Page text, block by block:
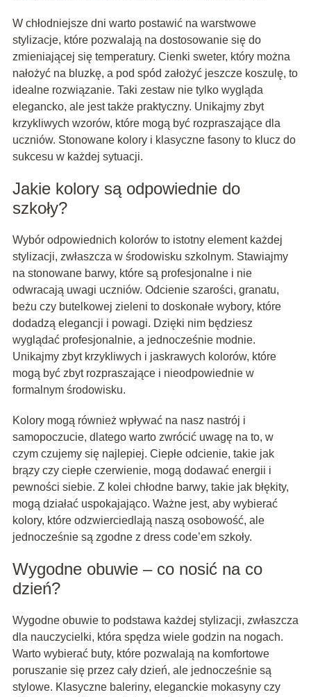
W chłodniejsze dni warto postawić na warstwowe
stylizacje, które pozwalają na dostosowanie się do
zmieniającej się temperatury. Cienki sweter, który można
nałożyć na bluzkę, a pod spód założyć jeszcze koszulę, to
idealne rozwiązanie. Taki zestaw nie tylko wygląda
elegancko, ale jest także praktyczny. Unikajmy zbyt
krzykliwych wzorów, które mogą być rozpraszające dla
uczniów. Stonowane kolory i klasyczne fasony to klucz do
sukcesu w każdej sytuacji.
Jakie kolory są odpowiednie do
szkoły?
Wybór odpowiednich kolorów to istotny element każdej
stylizacji, zwłaszcza w środowisku szkolnym. Stawiajmy
na stonowane barwy, które są profesjonalne i nie
odwracają uwagi uczniów. Odcienie szarości, granatu,
beżu czy butelkowej zieleni to doskonałe wybory, które
dodadzą elegancji i powagi. Dzięki nim będziesz
wyglądać profesjonalnie, a jednocześnie modnie.
Unikajmy zbyt krzykliwych i jaskrawych kolorów, które
mogą być zbyt rozpraszające i nieodpowiednie w
formalnym środowisku.
Kolory mogą również wpływać na nasz nastrój i
samopoczucie, dlatego warto zwrócić uwagę na to, w
czym czujemy się najlepiej. Ciepłe odcienie, takie jak
brązy czy ciepłe czerwienie, mogą dodawać energii i
pewności siebie. Z kolei chłodne barwy, takie jak błękity,
mogą działać uspokajająco. Ważne jest, aby wybierać
kolory, które odzwierciedlają naszą osobowość, ale
jednocześnie są zgodne z dress code’em szkoły.
Wygodne obuwie – co nosić na co
dzień?
Wygodne obuwie to podstawa każdej stylizacji, zwłaszcza
dla nauczycielki, która spędza wiele godzin na nogach.
Warto wybierać buty, które pozwalają na komfortowe
poruszanie się przez cały dzień, ale jednocześnie są
stylowe. Klasyczne baleriny, eleganckie mokasyny czy